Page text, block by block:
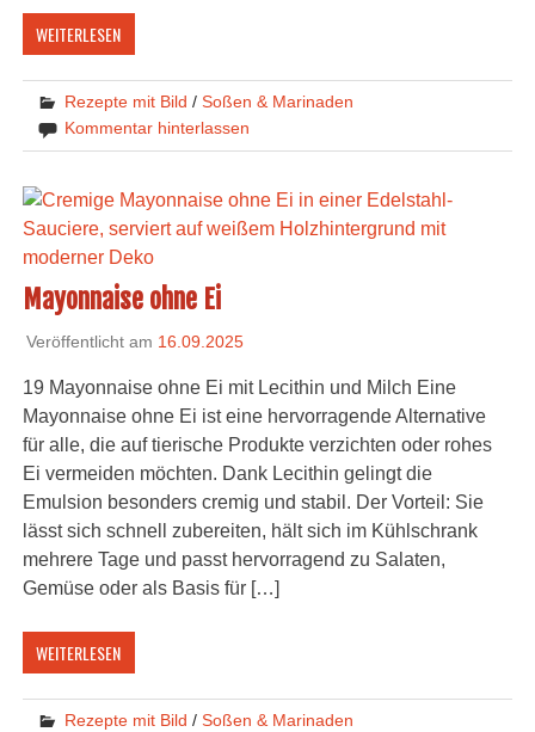
WEITERLESEN
Rezepte mit Bild /Soßen & Marinaden
Kommentar hinterlassen
Mayonnaise ohne Ei
Veröffentlicht am 16.09.2025
19 Mayonnaise ohne Ei mit Lecithin und Milch Eine
Mayonnaise ohne Ei ist eine hervorragende Alternative
für alle, die auf tierische Produkte verzichten oder rohes
Ei vermeiden möchten. Dank Lecithin gelingt die
Emulsion besonders cremig und stabil. Der Vorteil: Sie
lässt sich schnell zubereiten, hält sich im Kühlschrank
mehrere Tage und passt hervorragend zu Salaten,
Gemüse oder als Basis für […]
WEITERLESEN
Rezepte mit Bild /Soßen & Marinaden